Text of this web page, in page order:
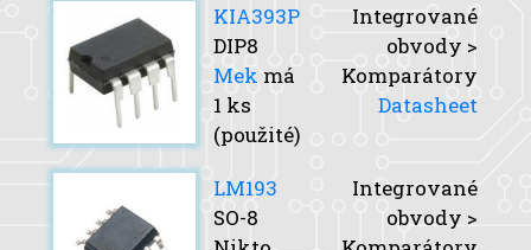
KIA393P
DIP8
Mek má
1 ks
(použité)
Integrované
obvody >
Komparátory
Datasheet
LM193
SO-8
Integrované
obvody >